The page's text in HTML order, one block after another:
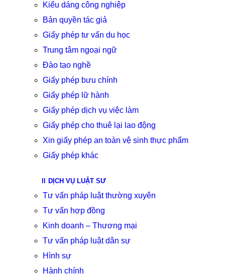
Kiểu dáng công nghiệp
Bản quyền tác giả
Giấy phép tư vấn du học
Trung tâm ngoại ngữ
Đào tạo nghề
Giấy phép bưu chính
Giấy phép lữ hành
Giấy phép dịch vụ việc làm
Giấy phép cho thuê lại lao động
Xin giấy phép an toàn vệ sinh thực phẩm
Giấy phép khác
DỊCH VỤ LUẬT SƯ
Tư vấn pháp luật thường xuyên
Tư vấn hợp đồng
Kinh doanh – Thương mại
Tư vấn pháp luật dân sự
Hình sự
Hành chính